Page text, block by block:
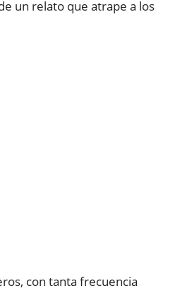
un relato que atrape a los
con tanta frecuencia